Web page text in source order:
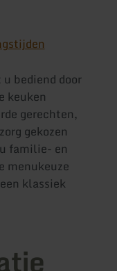
bediend door
keuken
gerechten,
gekozen
familie- en
menukeuze
klassiek